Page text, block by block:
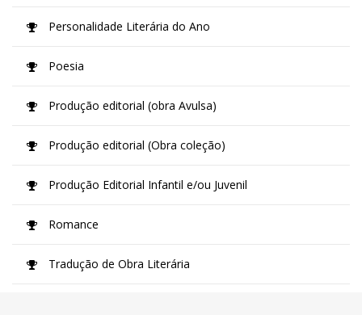
Personalidade Literária do Ano
Poesia
Produção editorial (obra Avulsa)
Produção editorial (Obra coleção)
Produção Editorial Infantil e/ou Juvenil
Romance
Tradução de Obra Literária